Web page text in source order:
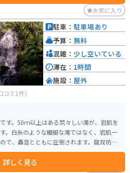
お気に入り
コミ1件）
す。50ｍ以上はある荒々しい滝が、岩肌を
。白糸のような繊細な滝ではなく、岩肌一
で、轟音とともに圧倒されます。龍双坊の
詳しく見る
駐車： 駐車場あり
予算： 無料
混雑： 少し空いている
滞在： 1時間
施設： 屋外